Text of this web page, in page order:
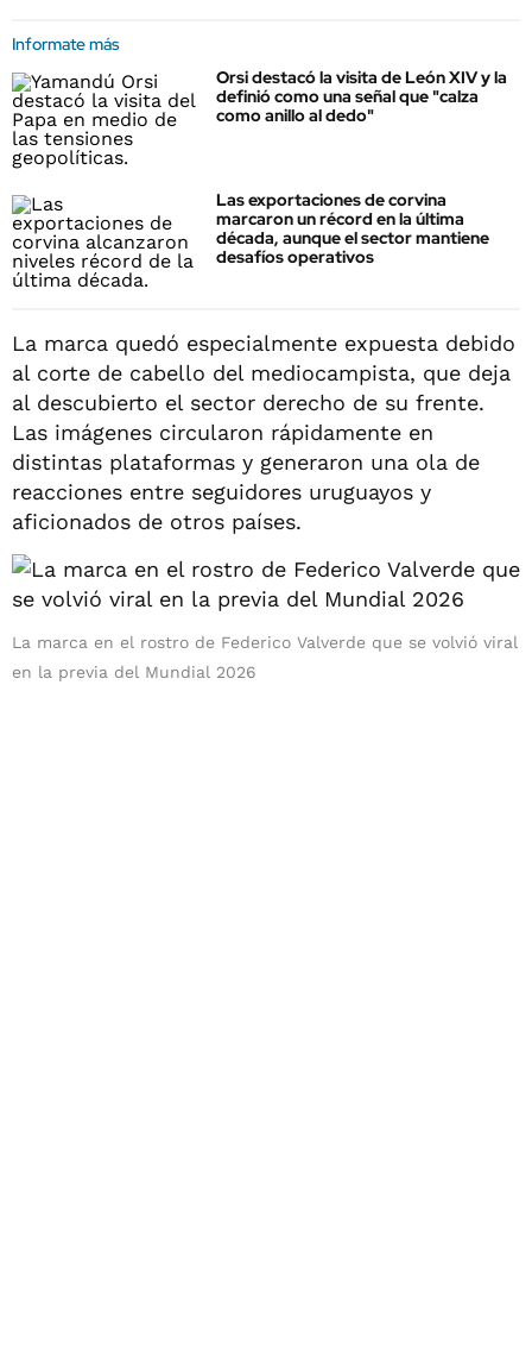
Informate más
Orsi destacó la visita de León XIV y la
definió como una señal que "calza
como anillo al dedo"
Las exportaciones de corvina
marcaron un récord en la última
década, aunque el sector mantiene
desafíos operativos
La marca quedó especialmente expuesta debido
al corte de cabello del mediocampista, que deja
al descubierto el sector derecho de su frente.
Las imágenes circularon rápidamente en
distintas plataformas y generaron una ola de
reacciones entre seguidores uruguayos y
aficionados de otros países.
La marca en el rostro de Federico Valverde que se volvió viral
en la previa del Mundial 2026